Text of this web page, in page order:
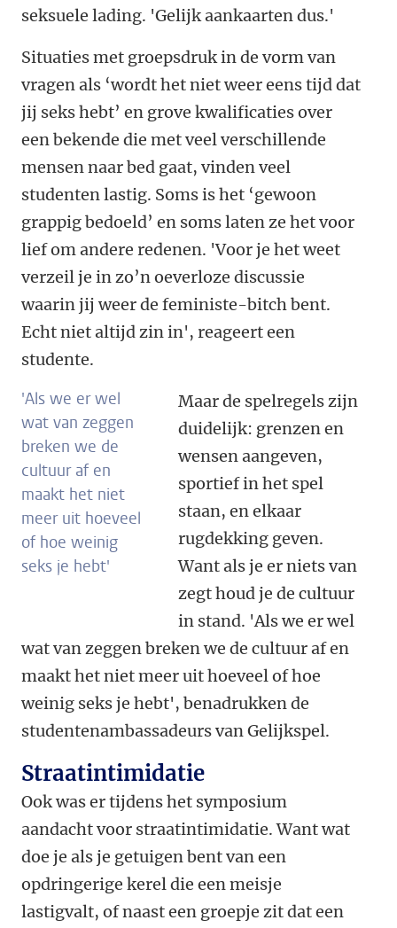
seksuele lading. 'Gelijk aankaarten dus.'
Situaties met groepsdruk in de vorm van
vragen als ‘wordt het niet weer eens tijd dat
jij seks hebt’ en grove kwalificaties over
een bekende die met veel verschillende
mensen naar bed gaat, vinden veel
studenten lastig. Soms is het ‘gewoon
grappig bedoeld’ en soms laten ze het voor
lief om andere redenen. 'Voor je het weet
verzeil je in zo’n oeverloze discussie
waarin jij weer de feministe-bitch bent.
Echt niet altijd zin in', reageert een
studente.
'Als we er wel
wat van zeggen
breken we de
cultuur af en
maakt het niet
meer uit hoeveel
of hoe weinig
seks je hebt'
Maar de spelregels zijn
duidelijk: grenzen en
wensen aangeven,
sportief in het spel
staan, en elkaar
rugdekking geven.
Want als je er niets van
zegt houd je de cultuur
in stand. 'Als we er wel
wat van zeggen breken we de cultuur af en
maakt het niet meer uit hoeveel of hoe
weinig seks je hebt', benadrukken de
studentenambassadeurs van Gelijkspel.
Straatintimidatie
Ook was er tijdens het symposium
aandacht voor straatintimidatie. Want wat
doe je als je getuigen bent van een
opdringerige kerel die een meisje
lastigvalt, of naast een groepje zit dat een